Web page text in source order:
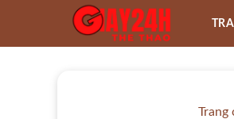
content
Trang